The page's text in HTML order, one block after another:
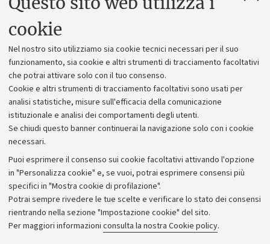
cookie
Nel nostro sito utilizziamo sia cookie tecnici necessari per il suo
funzionamento, sia cookie e altri strumenti di tracciamento facoltativi
che potrai attivare solo con il tuo consenso.
Cookie e altri strumenti di tracciamento facoltativi sono usati per
analisi statistiche, misure sull'efficacia della comunicazione
istituzionale e analisi dei comportamenti degli utenti.
Se chiudi questo banner continuerai la navigazione solo con i cookie
necessari.
Puoi esprimere il consenso sui cookie facoltativi attivando l'opzione
in "Personalizza cookie" e, se vuoi, potrai esprimere consensi più
specifici in "Mostra cookie di profilazione".
Potrai sempre rivedere le tue scelte e verificare lo stato dei consensi
rientrando nella sezione "Impostazione cookie" del sito.
Per maggiori informazioni consulta la nostra Cookie policy.
Alumni community
Piano strategico
Bilanci
Donazioni e 5x1000
Bandi, gare e concorsi
Albo online
Amministrazione trasparente
Atti di notifica
Informazioni sul sito e accessibilità